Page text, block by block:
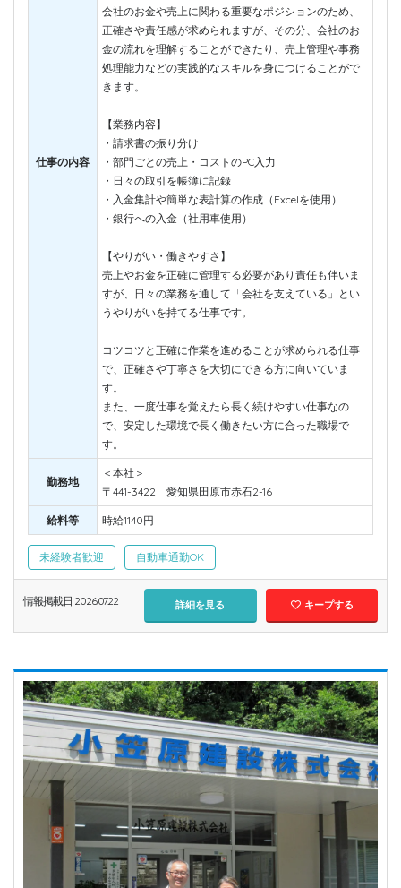
仕事の内容
会社のお金や売上に関わる重要なポジションのため、
正確さや責任感が求められますが、その分、会社のお
金の流れを理解することができたり、売上管理や事務
処理能力などの実践的なスキルを身につけることがで
きます。
【業務内容】
・請求書の振り分け
・部門ごとの売上・コストのPC入力
・日々の取引を帳簿に記録
・入金集計や簡単な表計算の作成（Excelを使用）
・銀行への入金（社用車使用）
【やりがい・働きやすさ】
売上やお金を正確に管理する必要があり責任も伴いま
すが、日々の業務を通して「会社を支えている」とい
うやりがいを持てる仕事です。
コツコツと正確に作業を進めることが求められる仕事
で、正確さや丁寧さを大切にできる方に向いていま
す。
また、一度仕事を覚えたら長く続けやすい仕事なの
で、安定した環境で長く働きたい方に合った職場で
す。
勤務地
＜本社＞
〒441-3422 愛知県田原市赤石2-16
給料等 時給1140円
未経験者歓迎 自動車通勤OK
情報掲載日 2026.07.22 詳細を見る キープする